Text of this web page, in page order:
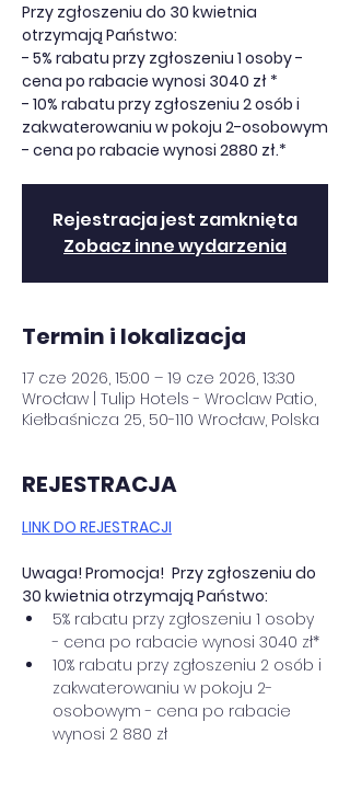
Przy zgłoszeniu do 30 kwietnia
otrzymają Państwo:
- 5% rabatu przy zgłoszeniu 1 osoby -
cena po rabacie wynosi 3040 zł *
- 10% rabatu przy zgłoszeniu 2 osób i
zakwaterowaniu w pokoju 2-osobowym
- cena po rabacie wynosi 2880 zł.*
Rejestracja jest zamknięta
Zobacz inne wydarzenia
Termin i lokalizacja
17 cze 2026, 15:00 – 19 cze 2026, 13:30
Wrocław | Tulip Hotels - Wroclaw Patio,
Kiełbaśnicza 25, 50-110 Wrocław, Polska
REJESTRACJA
LINK DO REJESTRACJI
Uwaga! Promocja! Przy zgłoszeniu do
30 kwietnia otrzymają Państwo:
5% rabatu przy zgłoszeniu 1 osoby
- cena po rabacie wynosi 3040 zł*
10% rabatu przy zgłoszeniu 2 osób i
zakwaterowaniu w pokoju 2-
osobowym - cena po rabacie
wynosi 2 880 zł